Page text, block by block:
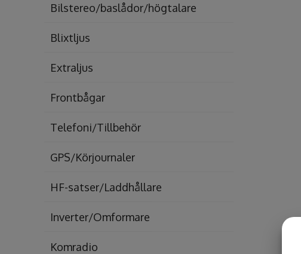
Bilstereo/baslådor/högtalare
Blixtljus
Extraljus
Frontbågar
Telefoni/Tillbehör
GPS/Körjournaler
HF-satser/Laddhållare
Inverter/Omformare
Komradio